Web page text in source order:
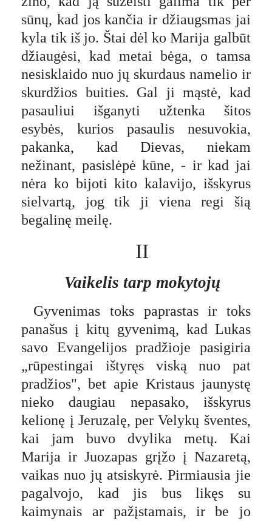
sūnų, kad jos kančia ir džiaugsmas jai
kyla tik iš jo. Štai dėl ko Marija galbūt
džiaugėsi, kad metai bėga, o tamsa
nesisklaido nuo jų skurdaus namelio ir
skurdžios buities. Gal ji mąstė, kad
pasauliui išganyti užtenka šitos
esybės, kurios pasaulis nesuvokia,
pakanka, kad Dievas, niekam
nežinant, pasislėpė kūne, - ir kad jai
nėra ko bijoti kito kalavijo, išskyrus
sielvartą, jog tik ji viena regi šią
begalinę meilę.
II
Vaikelis tarp mokytojų
Gyvenimas toks paprastas ir toks
panašus į kitų gyvenimą, kad Lukas
savo Evangelijos pradžioje pasigiria
„rūpestingai ištyręs viską nuo pat
pradžios", bet apie Kristaus jaunystę
nieko daugiau nepasako, išskyrus
kelionę į Jeruzalę, per Velykų šventes,
kai jam buvo dvylika metų. Kai
Marija ir Juozapas grįžo į Nazaretą,
vaikas nuo jų atsiskyrė. Pirmiausia jie
pagalvojo, kad jis bus likęs su
kaimynais ar pažįstamais, ir be jo